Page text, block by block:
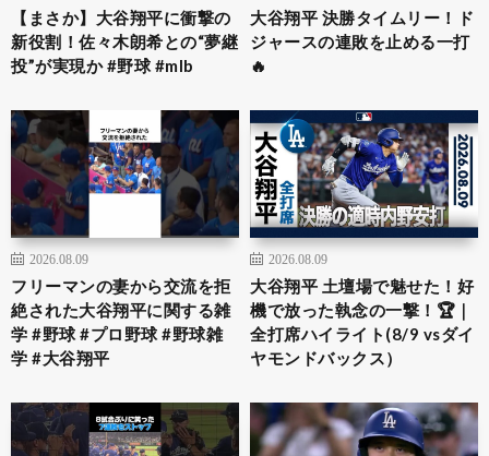
【まさか】大谷翔平に衝撃の
新役割！佐々木朗希との“夢継
投”が実現か #野球 #mlb
大谷翔平 決勝タイムリー！ド
ジャースの連敗を止める一打
🔥
2026.08.09
フリーマンの妻から交流を拒
絶された大谷翔平に関する雑
学 #野球 #プロ野球 #野球雑
学 #大谷翔平
2026.08.09
大谷翔平 土壇場で魅せた！好
機で放った執念の一撃！🏆｜
全打席ハイライト(8/9 vsダイ
ヤモンドバックス）